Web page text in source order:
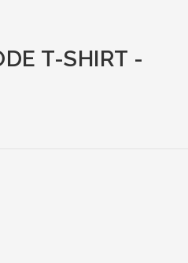
T-SHIRT -